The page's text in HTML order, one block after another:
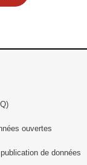
ouvertes
de données